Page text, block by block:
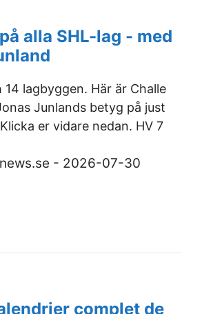
alla SHL-lag - med
14 lagbyggen. Här är Challe
Junlands betyg på just
er vidare nedan. HV 7
- 2026-07-30
complet de